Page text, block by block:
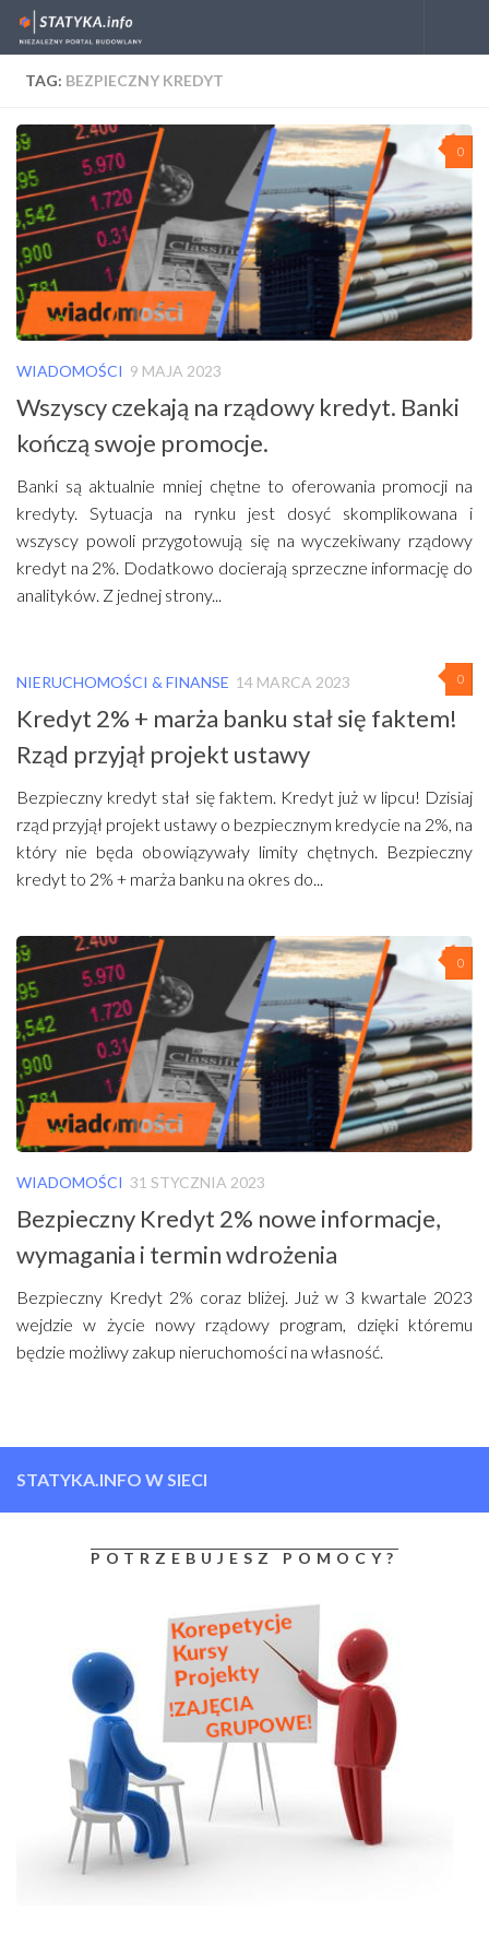
Skip to content
TAG: BEZPIECZNY KREDYT
0
WIADOMOŚCI 9 MAJA 2023
Wszyscy czekają na rządowy kredyt. Banki
kończą swoje promocje.
Banki są aktualnie mniej chętne to oferowania promocji na
kredyty. Sytuacja na rynku jest dosyć skomplikowana i
wszyscy powoli przygotowują się na wyczekiwany rządowy
kredyt na 2%. Dodatkowo docierają sprzeczne informację do
analityków. Z jednej strony...
0
NIERUCHOMOŚCI & FINANSE 14 MARCA 2023
Kredyt 2% + marża banku stał się faktem!
Rząd przyjął projekt ustawy
Bezpieczny kredyt stał się faktem. Kredyt już w lipcu! Dzisiaj
rząd przyjął projekt ustawy o bezpiecznym kredycie na 2%, na
który nie będa obowiązywały limity chętnych. Bezpieczny
kredyt to 2% + marża banku na okres do...
0
WIADOMOŚCI 31 STYCZNIA 2023
Bezpieczny Kredyt 2% nowe informacje,
wymagania i termin wdrożenia
Bezpieczny Kredyt 2% coraz bliżej. Już w 3 kwartale 2023
wejdzie w życie nowy rządowy program, dzięki któremu
będzie możliwy zakup nieruchomości na własność.
STATYKA.INFO W SIECI
POTRZEBUJESZ POMOCY?